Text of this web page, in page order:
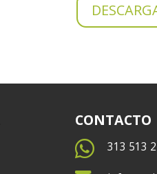
CONTACTO
 313 513